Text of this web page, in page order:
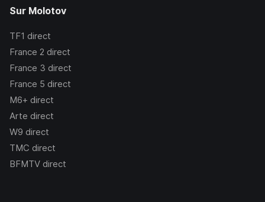
Sur Molotov
TF1 direct
France 2 direct
France 3 direct
France 5 direct
M6+ direct
Arte direct
W9 direct
TMC direct
BFMTV direct